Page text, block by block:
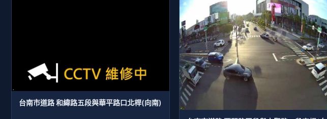
台南市道路 和緯路五段與華平路口北桿(向南)